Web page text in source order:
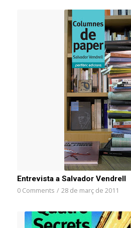
Entrevista a Salvador Vendrell
0 Comments / 28 de març de 2011